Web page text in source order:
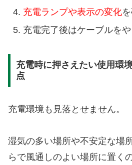
充電ランプや表示の変化
充電完了後はケーブルを
充電時に押さえたい使用環
点
充電環境も見落とせません。
湿気の多い場所や不安定な場
らで風通しのよい場所に置く